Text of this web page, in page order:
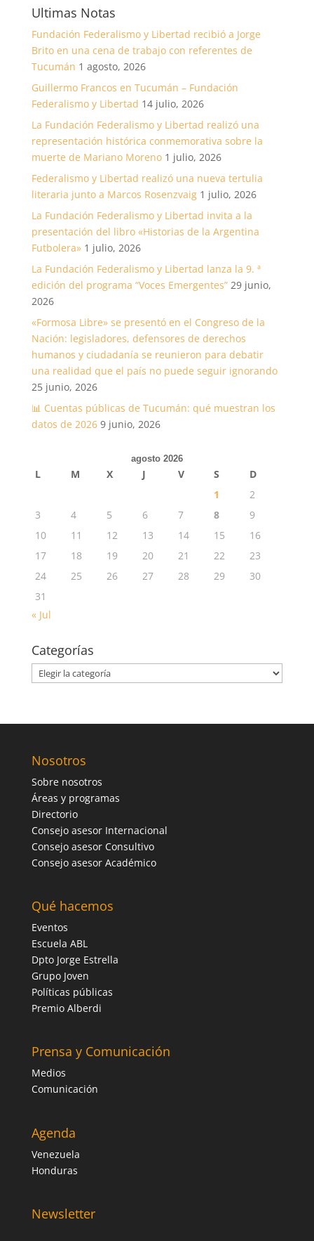
Ultimas Notas
Fundación Federalismo y Libertad recibió a Jorge
Brito en una cena de trabajo con referentes de
Tucumán 1 agosto, 2026
Guillermo Francos en Tucumán – Fundación
Federalismo y Libertad 14 julio, 2026
La Fundación Federalismo y Libertad realizó una
representación histórica conmemorativa sobre la
muerte de Mariano Moreno 1 julio, 2026
Federalismo y Libertad realizó una nueva tertulia
literaria junto a Marcos Rosenzvaig 1 julio, 2026
La Fundación Federalismo y Libertad invita a la
presentación del libro «Historias de la Argentina
Futbolera» 1 julio, 2026
La Fundación Federalismo y Libertad lanza la 9. ª
edición del programa “Voces Emergentes” 29 junio,
2026
«Formosa Libre» se presentó en el Congreso de la
Nación: legisladores, defensores de derechos
humanos y ciudadanía se reunieron para debatir
una realidad que el país no puede seguir ignorando
25 junio, 2026
📊 Cuentas públicas de Tucumán: qué muestran los
datos de 2026 9 junio, 2026
agosto 2026
L M X J V S
D
1
2
3
4 5 6 7 8
9
10
11 12 13 14 15
16
17
18 19 20 21 22
23
24
25 26 27 28 29
30
31
« Jul
Categorías
Categorías
Nosotros
Sobre nosotros
Áreas y programas
Directorio
Consejo asesor Internacional
Consejo asesor Consultivo
Consejo asesor Académico
Qué hacemos
Eventos
Escuela ABL
Dpto Jorge Estrella
Grupo Joven
Políticas públicas
Premio Alberdi
Prensa y Comunicación
Medios
Comunicación
Agenda
Venezuela
Honduras
Newsletter